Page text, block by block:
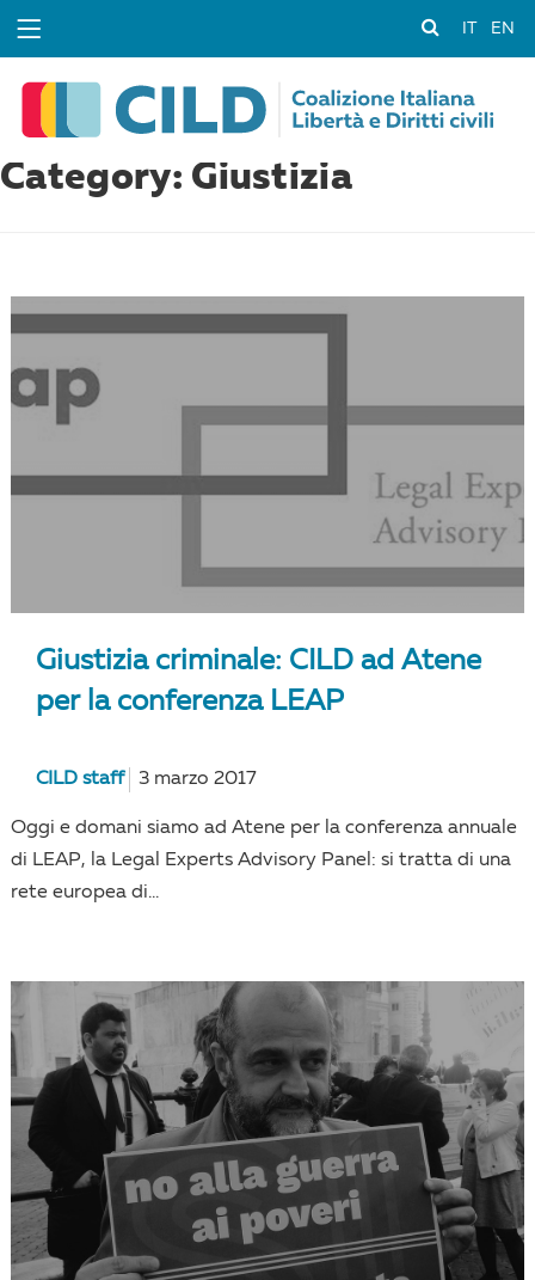
EN
Category: Giustizia
Giustizia criminale: CILD ad Atene
per la conferenza LEAP
CILD staff 3 marzo 2017
Oggi e domani siamo ad Atene per la conferenza annuale
di LEAP, la Legal Experts Advisory Panel: si tratta di una
rete europea di...